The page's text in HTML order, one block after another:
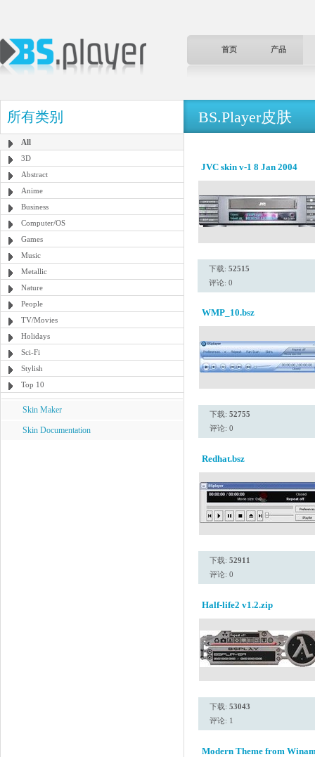
首页 产品
所有类别
All
3D
Abstract
Anime
Business
Computer/OS
Games
Music
Metallic
Nature
People
TV/Movies
Holidays
Sci-Fi
Stylish
Top 10
Skin Maker
Skin Documentation
BS.Player皮肤
JVC skin v-1 8 Jan 2004
下载: 52515
评论: 0
WMP_10.bsz
下载: 52755
评论: 0
Redhat.bsz
下载: 52911
评论: 0
Half-life2 v1.2.zip
下载: 53043
评论: 1
Modern Theme from